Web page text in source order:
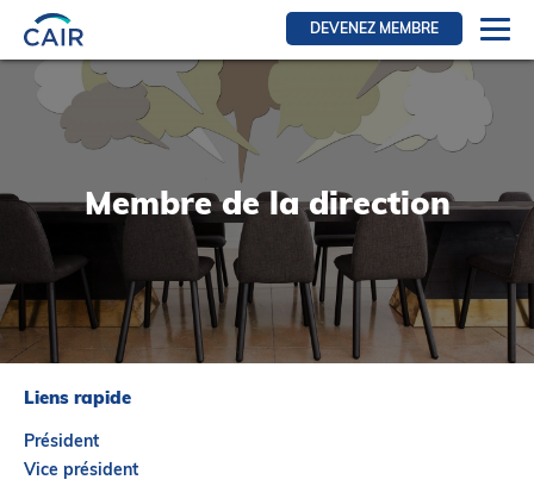
DEVENEZ MEMBRE
Se connecter
Ressources pour les membres
RFE Section
IRI section
Ressources pour les patients
Initiative CAIR
Contact
Membre de la direction
Liens rapide
Président
Vice président